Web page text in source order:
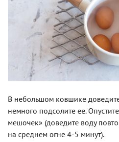
В небольшом ковшике
немного подсолите ее.
мешочек» (доведите воду
на среднем огне 4-5 минут).